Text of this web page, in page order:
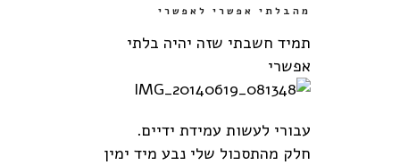
מהבלתי אפשרי לאפשרי
תמיד חשבתי שזה יהיה בלתי
אפשרי
עבורי לעשות עמידת ידיים.
חלק מהתסכול שלי נבע מיד ימין